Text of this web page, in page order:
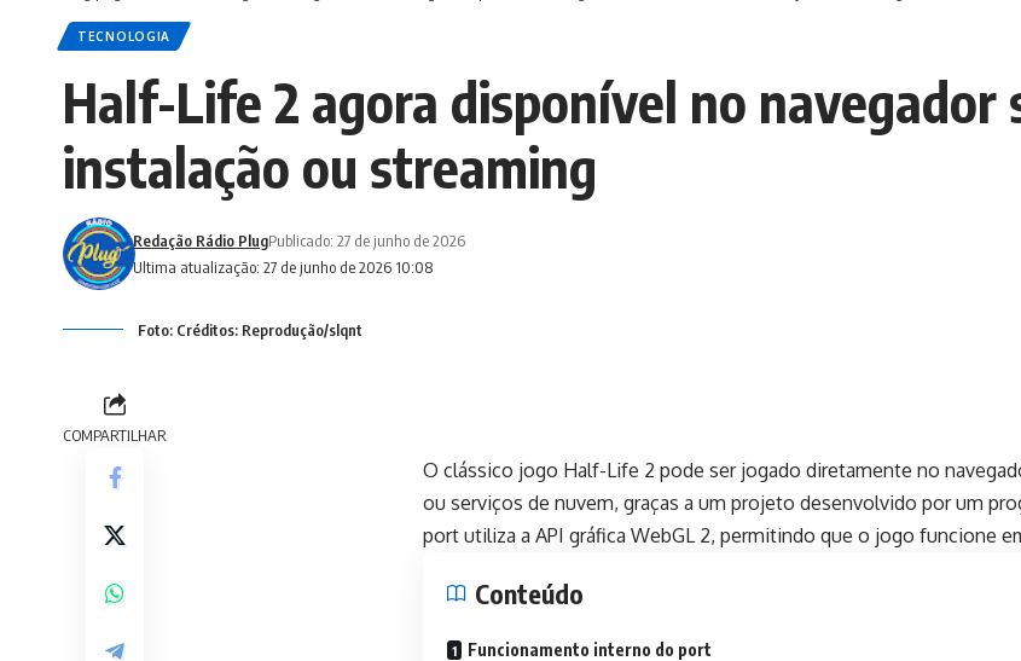
TECNOLOGIA
Half-Life 2 agora disponível no navegador
instalação ou streaming
Ultima atualização: 27 de junho de 2026 10:08
Redação Rádio PlugPublicado: 27 de junho de 2026
Foto: Créditos: Reprodução/slqnt
COMPARTILHAR
O clássico jogo Half-Life 2 pode ser jogado diretamente no
ou serviços de nuvem, graças a um projeto desenvolvido por um
port utiliza a API gráfica WebGL 2, permitindo que o jogo funcione
Conteúdo
Funcionamento interno do port